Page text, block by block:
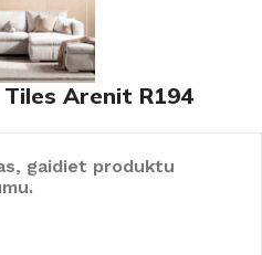
Arenit R194
gaidiet produktu